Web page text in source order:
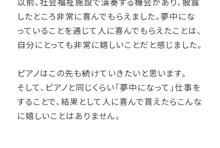
したところ非常に喜んでもらえました。夢中にな
っていることを通じて人に喜んでもらえたことは、
自分にとっても非常に嬉しいことだと感じました。
ピアノはこの先も続けていきたいと思います。
そして、ピアノと同じくらい「夢中になって」仕事を
することで、結果として人に喜んで貰えたらこんな
に嬉しいことはありません。